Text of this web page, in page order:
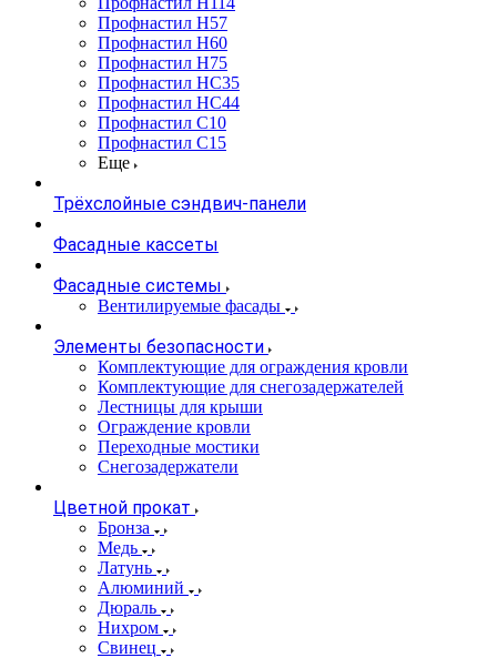
Профнастил Н57
Профнастил Н60
Профнастил Н75
Профнастил НС35
Профнастил НС44
Профнастил С10
Профнастил С15
Еще
Трёхслойные сэндвич-панели
Фасадные кассеты
Фасадные системы
Вентилируемые фасады
Элементы безопасности
Комплектующие для ограждения кровли
Комплектующие для снегозадержателей
Лестницы для крыши
Ограждение кровли
Переходные мостики
Снегозадержатели
Цветной прокат
Бронза
Медь
Латунь
Алюминий
Дюраль
Нихром
Свинец